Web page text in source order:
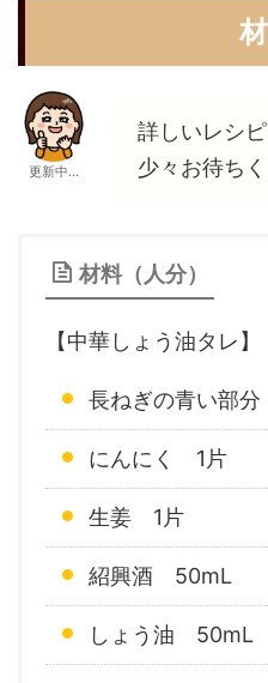
更新中...
詳しいレシ
少々お待ち
材料（人分）
【中華しょう油タレ】
長ねぎの青い部
にんにく 1片
生姜 1片
紹興酒 50mL
しょう油 50mL